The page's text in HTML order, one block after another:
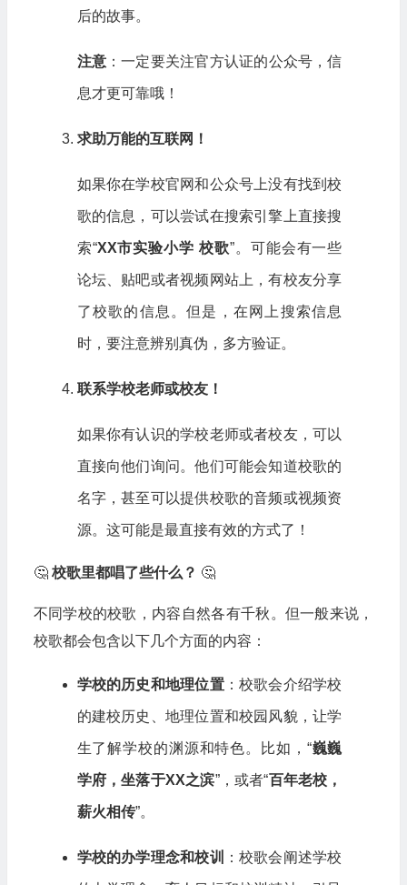
后的故事。
注意 ：一定要关注官方认证的公众号，信
息才更可靠哦！
求助万能的互联网！
如果你在学校官网和公众号上没有找到校
歌的信息，可以尝试在搜索引擎上直接搜
索“XX市实验小学 校歌”。可能会有一些
论坛、贴吧或者视频网站上，有校友分享
了校歌的信息。但是，在网上搜索信息
时，要注意辨别真伪，多方验证。
联系学校老师或校友！
如果你有认识的学校老师或者校友，可以
直接向他们询问。他们可能会知道校歌的
名字，甚至可以提供校歌的音频或视频资
源。这可能是最直接有效的方式了！
🤔 校歌里都唱了些什么？ 🤔
不同学校的校歌，内容自然各有千秋。但一般来说，
校歌都会包含以下几个方面的内容：
学校的历史和地理位置：校歌会介绍学校
的建校历史、地理位置和校园风貌，让学
生了解学校的渊源和特色。比如，“巍巍
学府，坐落于XX之滨”，或者“百年老校，
薪火相传”。
学校的办学理念和校训 ：校歌会阐述学校